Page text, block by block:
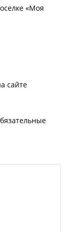
«Моя
сайте